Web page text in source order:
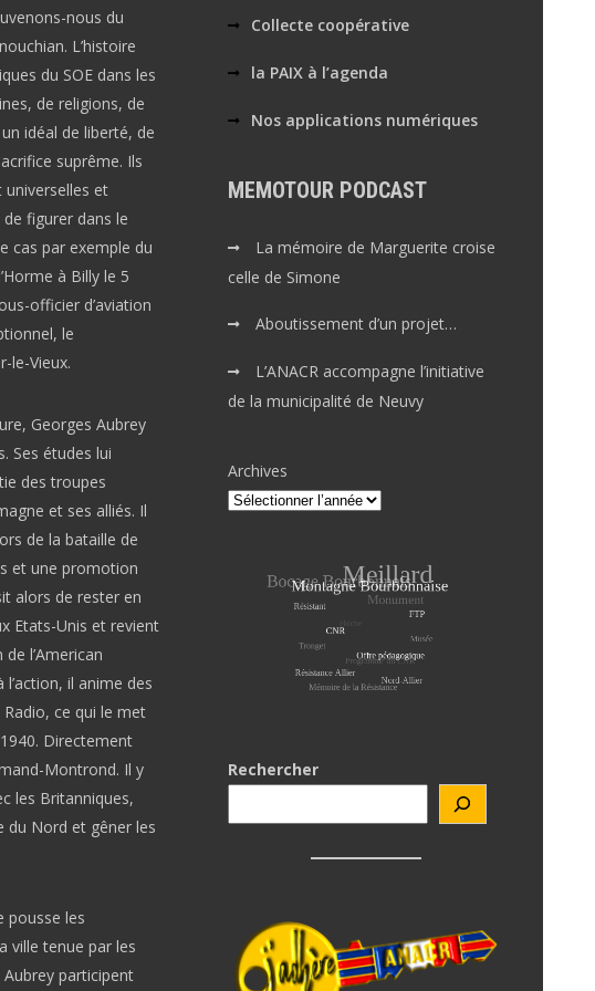
nous du
L’histoire
du SOE dans les
de religions, de
idéal de liberté, de
suprême. Ils
et
figurer dans le
cas par exemple du
à Billy le 5
officier d’aviation
le
le-Vieux.
Georges Aubrey
Ses études lui
des troupes
et ses alliés. Il
de la bataille de
et une promotion
alors de rester en
Etats-Unis et revient
l’American
il anime des
ce qui le met
Directement
Montrond. Il y
les Britanniques,
du Nord et gêner les
pousse les
ville tenue par les
participent
Collecte coopérative
la PAIX à l’agenda
Nos applications numériques
MEMOTOUR PODCAST
La mémoire de Marguerite croise
celle de Simone
Aboutissement d’un projet…
L’ANACR accompagne l’initiative
de la municipalité de Neuvy
Archives
Rechercher